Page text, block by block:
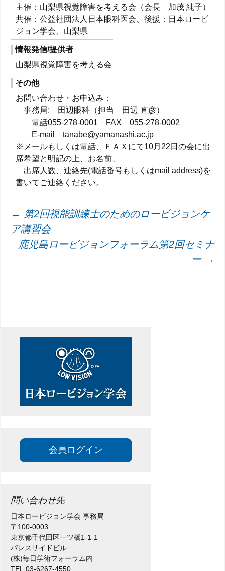
主催：山梨県視覚障害を考える会（会長 加茂 純子）
共催：公益社団法人日本眼科医会、後援：日本ロービ
ジョン学会、山梨県
情報発信/提供者
山梨県視覚障害を考える会
その他
お問い合わせ・お申込み：
事務局: 田辺眼科（担当 田辺 直彦）
電話055-278-0001 FAX 055-278-0002
E-mail tanabe@yamanashi.ac.jp
※メールもしくは電話、ＦＡＸにて10月22日の会に出
席希望と明記の上、お名前、
出席人数、連絡先(電話番号もしくはmail address)を
書いてご連絡ください。
投
稿
← 第2回視能訓練士のためのロービジョンケ
ア講習会
鹿児島ロービジョンフォーラム第2回セミナ
ー →
会員ログイン
問い合わせ先
日本ロービジョン学会 事務局
〒100-0003
東京都千代田区一ツ橋1-1-1
パレスサイドビル
(株)毎日学術フォーラム内
TEL:03-6267-4550